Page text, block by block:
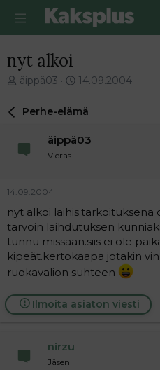
nyt alkoi
V
e
i
t
u
n
a
l
i
t
t
a
äippä03
E
s
m
n
v
i
e
t
i
14.09.2004
Perhe-elämä
äippä03
Vieras
14.09.2004
nyt alkoi laihis.tarkoituksena
tarvoin laihdutuksen
tunnu missään.siis ei ole
kipeät.kertokaapa jotakin
ruokavalion suhteen
Ilmoita asiaton viesti
nirzu
Jäsen